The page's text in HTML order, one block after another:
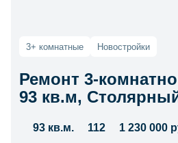
3+ комнатные Новостройки
Ремонт 3-
93 кв.м,
93 кв.м. 112 1 230 000